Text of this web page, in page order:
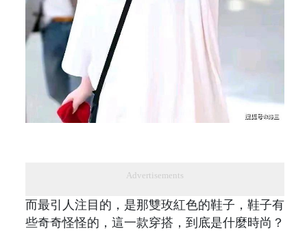
Advertisements
而最引人注目的，是那雙玫紅色的鞋子，鞋子有
些奇奇怪怪的，這一款穿搭，到底是什麼時尚？